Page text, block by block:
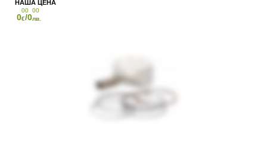
0
00
€/0
00
лв.